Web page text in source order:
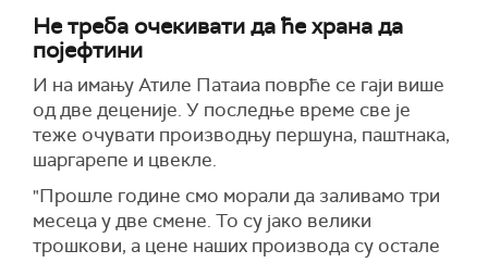
Не треба очекивати да ће храна да
појефтини
И на имању Атиле Патаиа поврће се гаји више
од две деценије. У последње време све је
теже очувати производњу першуна, паштнака,
шаргарепе и цвекле.
"Прошле године смо морали да заливамо три
месеца у две смене. То су јако велики
трошкови, а цене наших производа су остале